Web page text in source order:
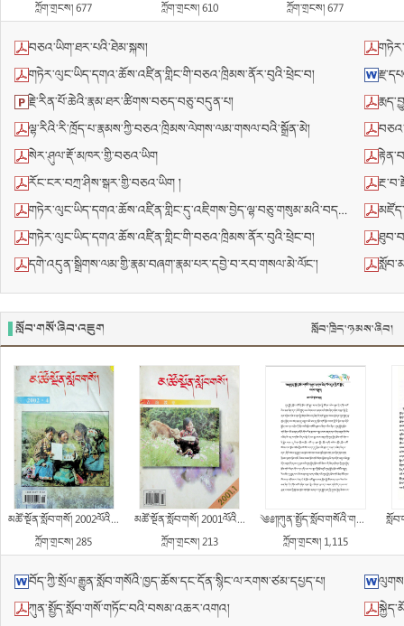
ཀློག་གྲངས། 677
ཀློག་གྲངས། 610
ཀློག་གྲངས། 677
བཅའ་ཡིག་ཐར་པའི་ཐེམ་སྐས།
གཏེར་ལུང་ཡིད་དགའ་ཆོས་འཛིན་གླིང་གི་བཅའ་ཁྲིམས་ནོར་བུའི་ཕྲེང་བ།
རྗེ་རིན་པོ་ཆེའི་རྣམ་ཐར་ཚིགས་བཅད་བཅུ་བདུན་པ།
ལྷ་རིའི་རི་ཁྲོད་པ་རྣམས་ཀྱི་བཅའ་ཁྲིམས་ལེགས་ལམ་གསལ་བའི་སྒྲོན་མེ།
སེར་ཤུལ་རྡོ་མཁར་གྱི་བཅའ་ཡིག
རོང་ངར་བཀྲ་ཤིས་སྒར་གྱི་བཅའ་ཡིག །
གཏེར་ལུང་ཡིད་དགའ་ཆོས་འཛིན་གླིང་དུ་འཇིགས་བྱེད་ལྷ་བཅུ་གསུམ་མའི་བདག་འཇུག་བཞེས་ཚུལ་དཔལ་ལྡན་སྨད་རྒྱུད་གྲྭ་ཚང་གི་ཕྱག་ལེན་ཇི་བཞིན་གསར་དུ་བཙུགས་པའི་ཆོས་ཐོག་གི་འདོན་སྒྲིག་རིམ་པ།
གཏེར་ལུང་ཡིད་དགའ་ཆོས་འཛིན་གླིང་གི་བཅའ་ཁྲིམས་ནོར་བུའི་ཕྲེང་བ།
དགེ་འདུན་སྒྲིགས་ལམ་གྱི་རྣམ་བཞག་རྣམ་པར་དབྱེ་བ་རབ་གསལ་མེ་ལོང་།
སློབ་གསོ་ཞིབ་འཇུག སློབ་ཁྲིད་ཉམས་ཞིབ།
མཚོ་སྔོན་སློབ་གསོ། 2002ལོའི་དུས་དེབ་གཉིས་པ།
ཀློག་གྲངས། 285
མཚོ་སྔོན་སློབ་གསོ། 2001ལོའི་དུས་དེབ་དང་པོ།
ཀློག་གྲངས། 213
༄༅།།ཀུན་སྤྱོད་སློབ་གསོའི་གཞུང་ལུགས་ཆེན་པོ་བདུན་གྱི་ངོ་སྤྲོད་རགས་བསྡུས།
ཀློག་གྲངས། 1,115
བོད་ཀྱི་སྲོལ་རྒྱུན་སློབ་གསོའི་ཁྱད་ཆོས་དང་དོན་སྙིང་ལ་རགས་ཙམ་དཔྱད་པ།
ཀུན་སྤྱོད་སློབ་གསོ་གཏོང་བའི་བསམ་འཆར་འགའ།